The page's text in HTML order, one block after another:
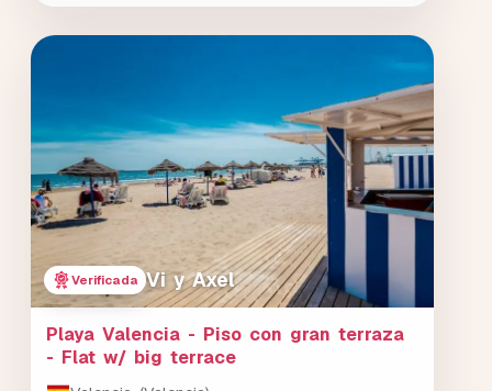
Verificada Vi y Axel
Playa Valencia - Piso con gran terraza
- Flat w/ big terrace